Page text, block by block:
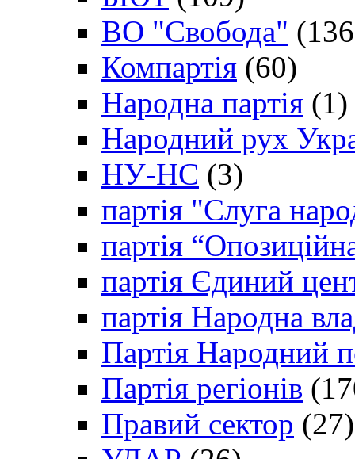
ВО "Свобода"
Компартія (60)
Народна партія (1)
Народний рух
НУ-НС (3)
партія "Слуга
партія
партія Єдиний
партія Народна
Партія Народний
Партія регіонів
Правий сектор (27)